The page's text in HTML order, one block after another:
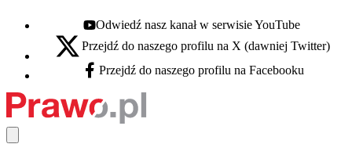
Youtube - otwiera się w nowej karcie
Odwiedź nasz kanał w serwisie YouTube
X - otwiera się w nowej karcie
Przejdź do naszego profilu na X (dawniej Twitter)
Facebook - otwiera się w nowej karcie
Przejdź do naszego profilu na Facebooku